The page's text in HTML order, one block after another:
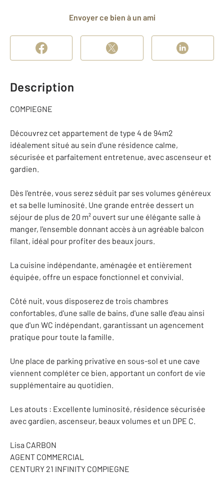
Envoyer ce bien à un ami
Description
COMPIEGNE
Découvrez cet appartement de type 4 de 94m2
idéalement situé au sein d'une résidence calme,
sécurisée et parfaitement entretenue, avec ascenseur et
gardien.
Dès l'entrée, vous serez séduit par ses volumes généreux
et sa belle luminosité. Une grande entrée dessert un
séjour de plus de 20 m² ouvert sur une élégante salle à
manger, l'ensemble donnant accès à un agréable balcon
filant, idéal pour profiter des beaux jours.
La cuisine indépendante, aménagée et entièrement
équipée, offre un espace fonctionnel et convivial.
Côté nuit, vous disposerez de trois chambres
confortables, d'une salle de bains, d'une salle d'eau ainsi
que d'un WC indépendant, garantissant un agencement
pratique pour toute la famille.
Une place de parking privative en sous-sol et une cave
viennent compléter ce bien, apportant un confort de vie
supplémentaire au quotidien.
Les atouts : Excellente luminosité, résidence sécurisée
avec gardien, ascenseur, beaux volumes et un DPE C.
Lisa CARBON
AGENT COMMERCIAL
CENTURY 21 INFINITY COMPIEGNE